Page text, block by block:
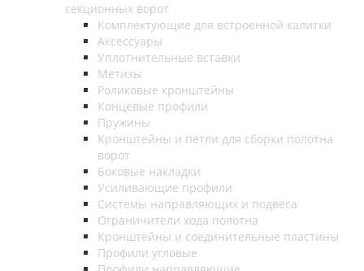
секционных ворот
Комплектующие для встроенной калитки
Аксессуары
Уплотнительные вставки
Метизы
Роликовые кронштейны
Концевые профили
Пружины
Кронштейны и петли для сборки полотна
ворот
Боковые накладки
Усиливающие профили
Системы направляющих и подвеса
Ограничители хода полотна
Кронштейны и соединительные пластины
Профили угловые